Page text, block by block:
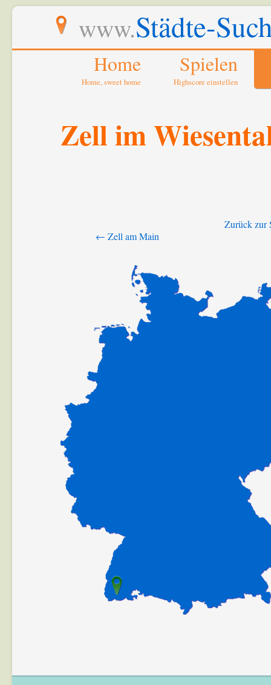
www.Städte-
Home
Home, sweet home
Spielen
Highscore einstellen
Zell im
← Zell am Main
Zurück zur